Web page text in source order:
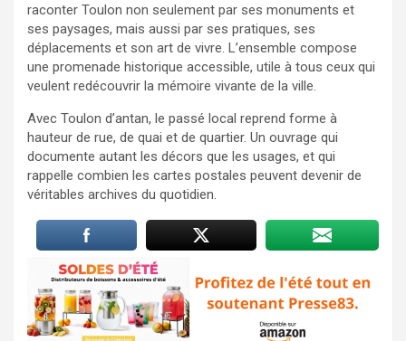
raconter Toulon non seulement par ses monuments et
ses paysages, mais aussi par ses pratiques, ses
déplacements et son art de vivre. L’ensemble compose
une promenade historique accessible, utile à tous ceux qui
veulent redécouvrir la mémoire vivante de la ville.
Avec Toulon d’antan, le passé local reprend forme à
hauteur de rue, de quai et de quartier. Un ouvrage qui
documente autant les décors que les usages, et qui
rappelle combien les cartes postales peuvent devenir de
véritables archives du quotidien.